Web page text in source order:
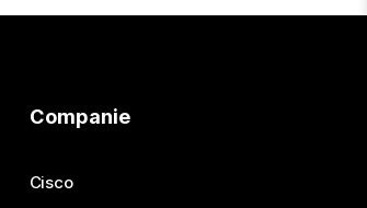
Companie
Cisco